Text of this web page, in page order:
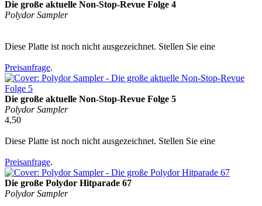
Die große aktuelle Non-Stop-Revue Folge 4
Polydor Sampler
Diese Platte ist noch nicht ausgezeichnet. Stellen Sie eine
Preisanfrage.
Die große aktuelle Non-Stop-Revue Folge 5
Polydor Sampler
4,50
Diese Platte ist noch nicht ausgezeichnet. Stellen Sie eine
Preisanfrage.
Die große Polydor Hitparade 67
Polydor Sampler